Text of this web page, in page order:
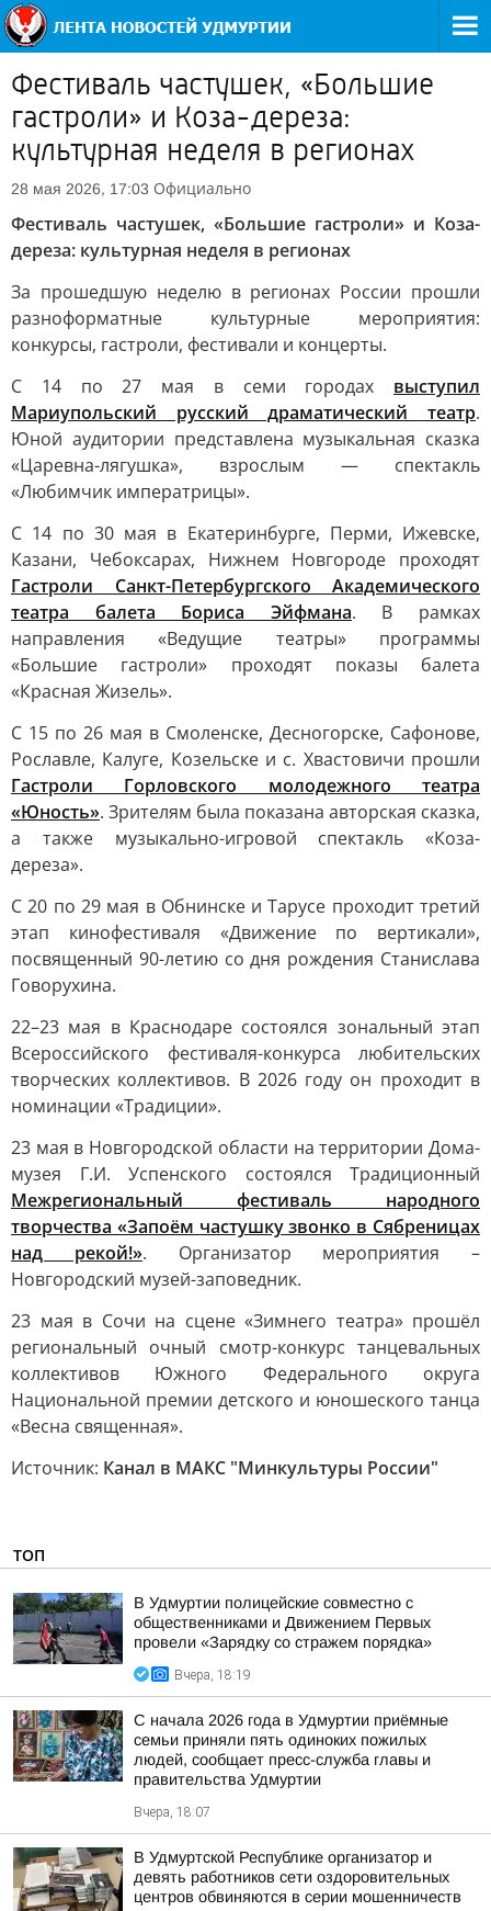
Фестиваль частушек, «Большие
гастроли» и Коза-дереза:
культурная неделя в регионах
28 мая 2026, 17:03 Официально
Фестиваль частушек, «Большие гастроли» и Коза-
дереза: культурная неделя в регионах
За прошедшую неделю в регионах России прошли
разноформатные культурные мероприятия:
конкурсы, гастроли, фестивали и концерты.
С 14 по 27 мая в семи городах выступил
Мариупольский русский драматический театр.
Юной аудитории представлена музыкальная сказка
«Царевна-лягушка», взрослым — спектакль
«Любимчик императрицы».
С 14 по 30 мая в Екатеринбурге, Перми, Ижевске,
Казани, Чебоксарах, Нижнем Новгороде проходят
Гастроли Санкт-Петербургского Академического
театра балета Бориса Эйфмана. В рамках
направления «Ведущие театры» программы
«Большие гастроли» проходят показы балета
«Красная Жизель».
С 15 по 26 мая в Смоленске, Десногорске, Сафонове,
Рославле, Калуге, Козельске и с. Хвастовичи прошли
Гастроли Горловского молодежного театра
«Юность». Зрителям была показана авторская сказка,
а также музыкально-игровой спектакль «Коза-
дереза».
С 20 по 29 мая в Обнинске и Тарусе проходит третий
этап кинофестиваля «Движение по вертикали»,
посвященный 90-летию со дня рождения Станислава
Говорухина.
22–23 мая в Краснодаре состоялся зональный этап
Всероссийского фестиваля-конкурса любительских
творческих коллективов. В 2026 году он проходит в
номинации «Традиции».
23 мая в Новгородской области на территории Дома-
музея Г.И. Успенского состоялся Традиционный
Межрегиональный фестиваль народного
творчества «Запоём частушку звонко в Сябреницах
над рекой!». Организатор мероприятия –
Новгородский музей-заповедник.
23 мая в Сочи на сцене «Зимнего театра» прошёл
региональный очный смотр-конкурс танцевальных
коллективов Южного Федерального округа
Национальной премии детского и юношеского танца
«Весна священная».
Источник: Канал в МАКС "Минкультуры России"
ТОП
В Удмуртии полицейские совместно с
общественниками и Движением Первых
провели «Зарядку со стражем порядка»
Вчера, 18:19
С начала 2026 года в Удмуртии приёмные
семьи приняли пять одиноких пожилых
людей, сообщает пресс-служба главы и
правительства Удмуртии
Вчера, 18:07
В Удмуртской Республике организатор и
девять работников сети оздоровительных
центров обвиняются в серии мошенничеств